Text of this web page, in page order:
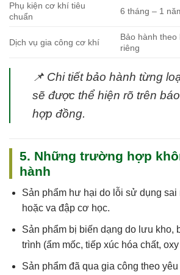
Phụ kiện cơ khí tiêu
chuẩn
6 tháng – 1
Dịch vụ gia công cơ khí
Bảo hành
riêng
📌 Chi tiết bảo hành từng
sẽ được thể hiện rõ trên
hợp đồng.
5. Những trường hợp
hành
Sản phẩm hư hại do lỗi sử dụng sai
hoặc va đập cơ học.
Sản phẩm bị biến dạng do lưu kho,
trình (ẩm mốc, tiếp xúc hóa chất,
Sản phẩm đã qua gia công theo